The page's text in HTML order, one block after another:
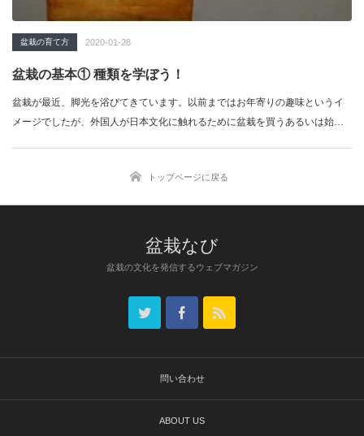
盆栽の育て方 2020-01-28
盆栽の基本① 種類を学ぼう！
盆栽が最近、脚光を浴びてきています。以前まではお年寄りの趣味というイ
メージでしたが、外国人が日本文化に触れるために盆栽を買うあるいは始め
トップページに戻る
盆栽なび
盆栽の文化を発信するウェブマガジン
問い合わせ
ABOUT US